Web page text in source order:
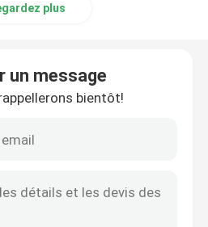
sans couture
plus
un message
bientôt!